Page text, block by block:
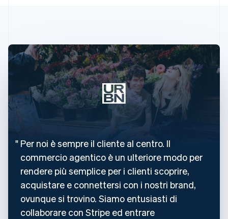
Per noi è sempre il cliente al centro. Il
commercio agentico è un ulteriore modo per
rendere più semplice per i clienti scoprire,
acquistare e connettersi con i nostri brand,
ovunque si trovino. Siamo entusiasti di
collaborare con Stripe ed entrare